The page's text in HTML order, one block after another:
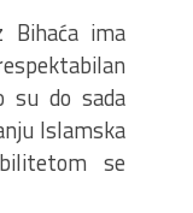
Bihaća ima
su do sada
Islamska
se